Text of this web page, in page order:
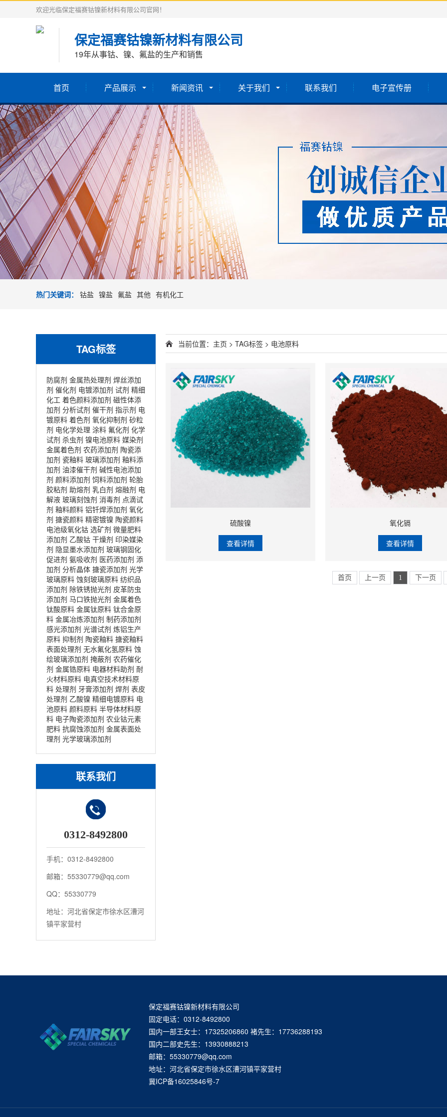
欢迎光临保定福赛钴镍新材料有限公司官网！
保定福赛钴镍新材料有限公司
19年从事钴、镍、氟盐的生产和销售
首页 产品展示 新闻资讯 关于我们 联系我们 电子宣传册
热门关键词： 钴盐 镍盐 氟盐 其他 有机化工
TAG标签
防腐剂 金属热处理剂 焊丝添加
剂 催化剂 电镀添加剂 试剂 精细
化工 着色颜料添加剂 磁性体添
加剂 分析试剂 催干剂 指示剂 电
镀原料 着色剂 氧化抑制剂 砂粒
剂 电化学处理 涂料 氟化剂 化学
试剂 杀虫剂 镍电池原料 媒染剂
金属着色剂 农药添加剂 陶瓷添
加剂 瓷釉料 玻璃添加剂 釉料添
加剂 油漆催干剂 碱性电池添加
剂 颜料添加剂 饲料添加剂 轮胎
胶粘剂 助熔剂 乳白剂 熔融剂 电
解液 玻璃刻蚀剂 消毒剂 点滴试
剂 釉料颜料 铝钎焊添加剂 氧化
剂 搪瓷颜料 精密镀镍 陶瓷颜料
电池级氧化钴 选矿剂 微量肥料
添加剂 乙酸钴 干燥剂 印染媒染
剂 隐显墨水添加剂 玻璃钢固化
促进剂 氨吸收剂 医药添加剂 添
加剂 分析晶体 搪瓷添加剂 光学
玻璃原料 蚀刻玻璃原料 纺织品
添加剂 除铁锈抛光剂 皮革防虫
添加剂 马口铁抛光剂 金属着色
钛酸原料 金属钛原料 钛合金原
料 金属冶炼添加剂 制药添加剂
感光添加剂 光谱试剂 炼铝生产
原料 抑制剂 陶瓷釉料 搪瓷釉料
表面处理剂 无水氟化氢原料 蚀
绘玻璃添加剂 掩蔽剂 农药催化
剂 金属锆原料 电器材料助剂 耐
火材料原料 电真空技术材料原
料 处理剂 牙膏添加剂 焊剂 表皮
处理剂 乙酸镍 精细电镀原料 电
池原料 颜料原料 半导体材料原
料 电子陶瓷添加剂 农业钴元素
肥料 抗腐蚀添加剂 金属表面处
理剂 光学玻璃添加剂
联系我们
0312-8492800
手机：0312-8492800
邮箱：55330779@qq.com
QQ：55330779
地址：河北省保定市徐水区漕河
镇平家营村
当前位置： 主页 > TAG标签 > 电池原料
硫酸镍
查看详情
氧化镉
查看详情
首页 上一页 1 下一页
保定福赛钴镍新材料有限公司
固定电话：0312-8492800
国内一部王女士：17325206860 褚先生：17736288193
国内二部史先生：13930888213
邮箱：55330779@qq.com
地址：河北省保定市徐水区漕河镇平家营村
冀ICP备16025846号-7